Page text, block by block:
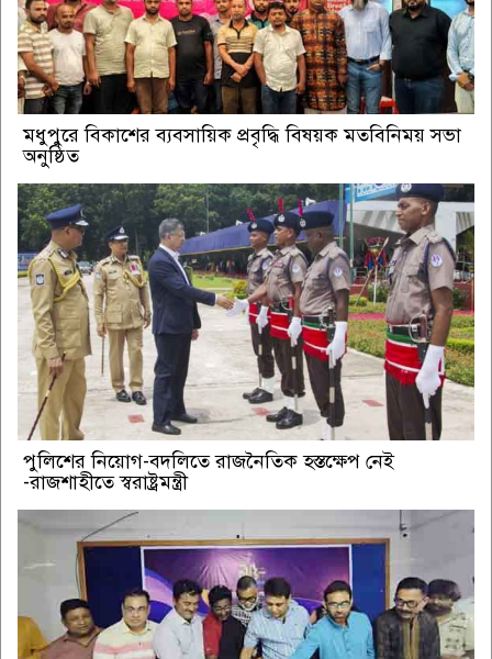
মধুপুরে বিকাশের ব্যবসায়িক প্রবৃদ্ধি বিষয়ক মতবিনিময় সভা
অনুষ্ঠিত
পুলিশের নিয়োগ-বদলিতে রাজনৈতিক হস্তক্ষেপ নেই
-রাজশাহীতে স্বরাষ্ট্রমন্ত্রী